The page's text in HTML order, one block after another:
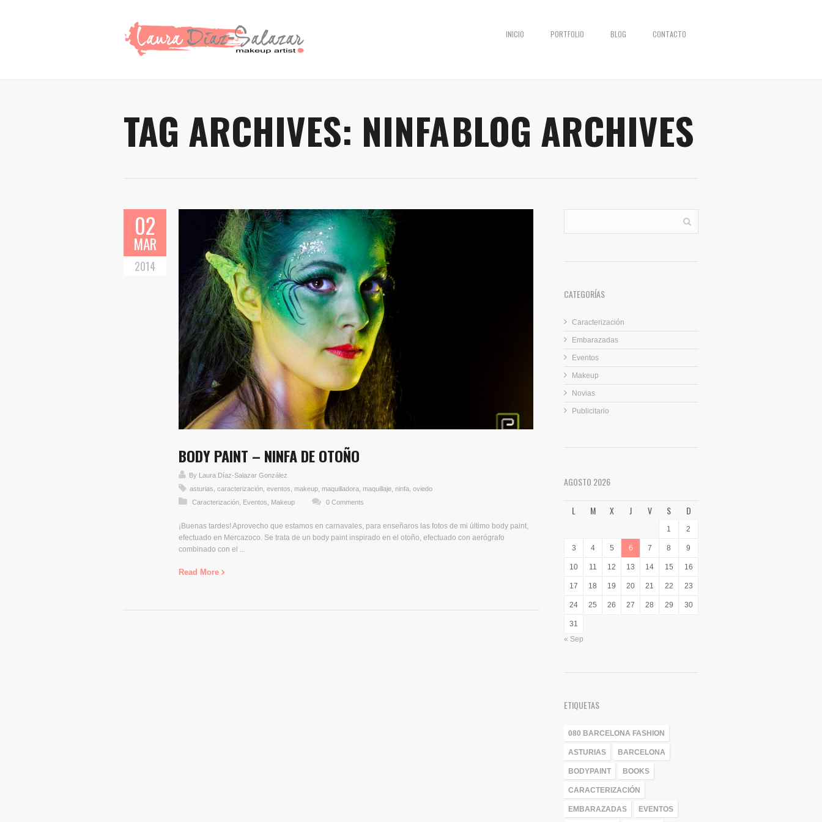
INICIO PORTFOLIO BLOG CONTACTO
TAG ARCHIVES: NINFABLOG ARCHIVES
02
MAR
2014
BODY PAINT – NINFA DE OTOÑO
By Laura Díaz-Salazar González
asturias caracterización eventos makeup maquilladora maquillaje ninfa oviedo
Caracterización Eventos Makeup 0 Comments
¡Buenas tardes! Aprovecho que estamos en carnavales, para enseñaros las fotos de mi último body paint,
efectuado en Mercazoco. Se trata de un body paint inspirado en el otoño, efectuado con aerógrafo
combinado con el ...
Read More
CATEGORÍAS
Caracterización
Embarazadas
Eventos
Makeup
Novias
Publicitario
AGOSTO 2026
L M X J V S D
1 2
3 4 5 6 7 8 9
10 11 12 13 14 15 16
17 18 19 20 21 22 23
24 25 26 27 28 29 30
31
« Sep
ETIQUETAS
080 BARCELONA FASHION
ASTURIAS BARCELONA
BODYPAINT BOOKS
CARACTERIZACIÓN
EMBARAZADAS EVENTOS